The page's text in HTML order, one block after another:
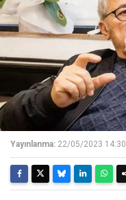
Yayınlanma: 22/05/2023 14:30